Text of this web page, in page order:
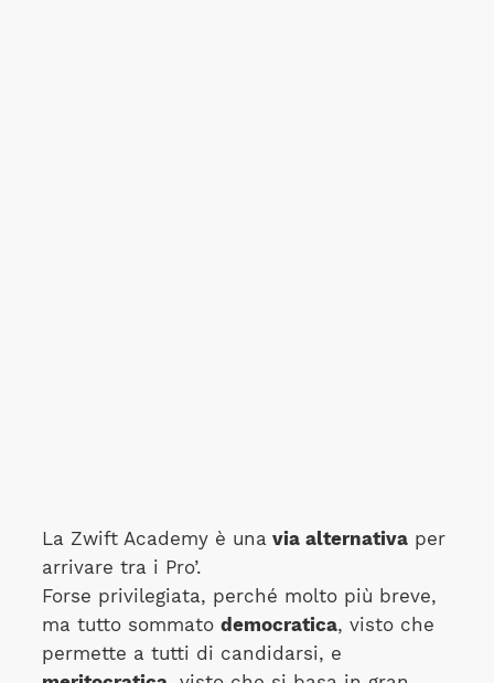
La Zwift Academy è una via alternativaper
arrivare tra i Pro’.
Forse privilegiata, perché molto più breve,
ma tutto sommato democratica, visto che
permette a tutti di candidarsi, e